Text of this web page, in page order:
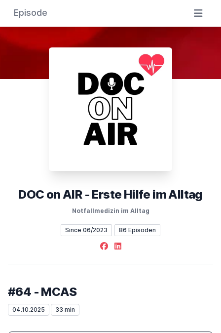
Episode
DOC on AIR - Erste Hilfe im Alltag
Notfallmedizin im Alltag
Since 06/2023 86 Episoden
Facebook
LinkedIn
#64 - MCAS
04.10.2025 33 min